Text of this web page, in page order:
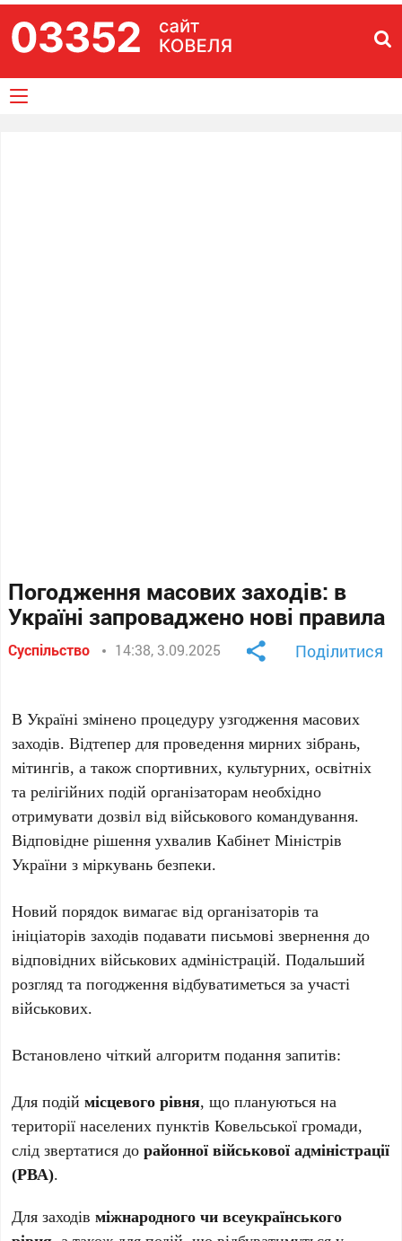
Погодження масових заходів: в
Україні запроваджено нові правила
Суспільство 14:38, 3.09.2025 Поділитися
В Україні змінено процедуру узгодження масових
заходів. Відтепер для проведення мирних зібрань,
мітингів, а також спортивних, культурних, освітніх
та релігійних подій організаторам необхідно
отримувати дозвіл від військового командування.
Відповідне рішення ухвалив Кабінет Міністрів
України з міркувань безпеки.
Новий порядок вимагає від організаторів та
ініціаторів заходів подавати письмові звернення до
відповідних військових адміністрацій. Подальший
розгляд та погодження відбуватиметься за участі
військових.
Встановлено чіткий алгоритм подання запитів:
Для подіймісцевого рівня, що плануються на
території населених пунктів Ковельської громади,
слід звертатися дорайонної військової адміністрації
(РВА).
Для заходівміжнародного чи всеукраїнського